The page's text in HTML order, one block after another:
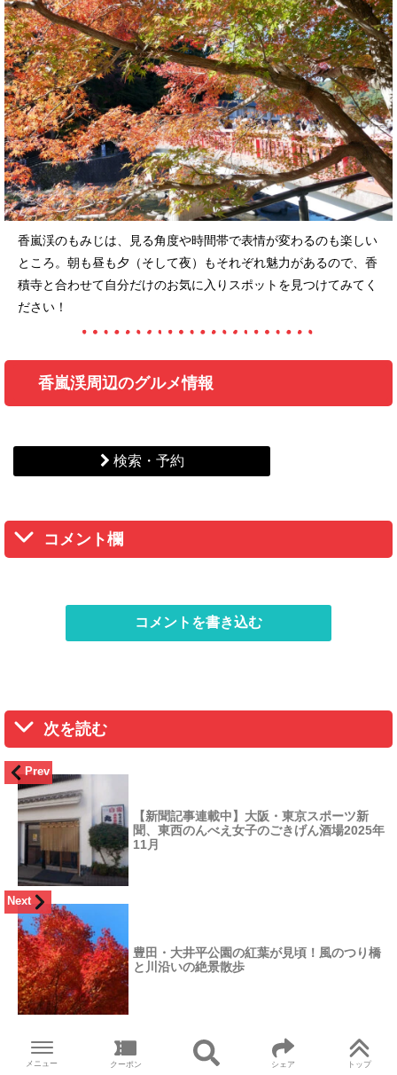
香嵐渓のもみじは、見る角度や時間帯で表情が変わるのも楽しい
ところ。朝も昼も夕（そして夜）もそれぞれ魅力があるので、香
積寺と合わせて自分だけのお気に入りスポットを見つけてみてく
ださい！
香嵐渓周辺のグルメ情報
検索・予約
コメント欄
コメントを書き込む
次を読む
Prev
【新聞記事連載中】大阪・東京スポーツ新
聞、東西のんべえ女子のごきげん酒場2025年
11月
Next
豊田・大井平公園の紅葉が見頃！風のつり橋
と川沿いの絶景散歩
メニュー クーポン シェア トップ